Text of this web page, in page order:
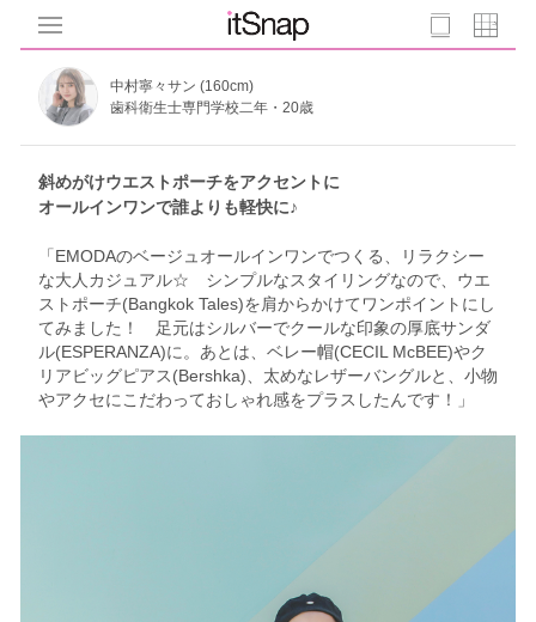
中村寧々サン (160cm)
歯科衛生士専門学校二年・20歳
斜めがけウエストポーチをアクセントに
オールインワンで誰よりも軽快に♪
「EMODAのベージュオールインワンでつくる、リラクシー
な大人カジュアル☆ シンプルなスタイリングなので、ウエ
ストポーチ(Bangkok Tales)を肩からかけてワンポイントにし
てみました！ 足元はシルバーでクールな印象の厚底サンダ
ル(ESPERANZA)に。あとは、ベレー帽(CECIL McBEE)やク
リアビッグピアス(Bershka)、太めなレザーバングルと、小物
やアクセにこだわっておしゃれ感をプラスしたんです！」